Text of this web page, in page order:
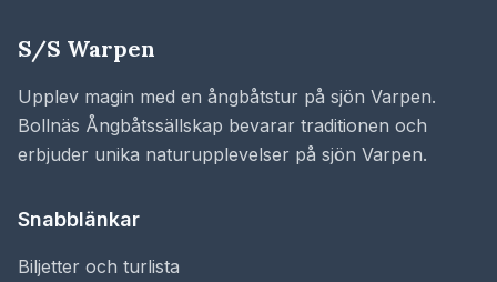
S/S Warpen
Upplev magin med en ångbåtstur på sjön Varpen.
Bollnäs Ångbåtssällskap bevarar traditionen och
erbjuder unika naturupplevelser på sjön Varpen.
Snabblänkar
Biljetter och turlista